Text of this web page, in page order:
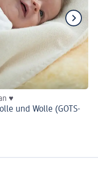
♥
und Wolle (GOTS-